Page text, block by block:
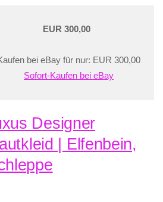
EUR 300,00
bei eBay für nur: EUR 300,00
Sofort-Kaufen bei eBay
Designer
| Elfenbein,